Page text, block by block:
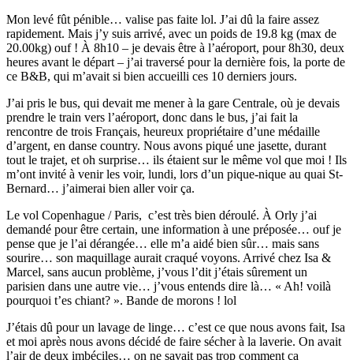
Mon levé fût pénible… valise pas faite lol. J’ai dû la faire assez
rapidement. Mais j’y suis arrivé, avec un poids de 19.8 kg (max de
20.00kg) ouf ! À 8h10 – je devais être à l’aéroport, pour 8h30, deux
heures avant le départ – j’ai traversé pour la dernière fois, la porte de
ce B&B, qui m’avait si bien accueilli ces 10 derniers jours.
J’ai pris le bus, qui devait me mener à la gare Centrale, où je devais
prendre le train vers l’aéroport, donc dans le bus, j’ai fait la
rencontre de trois Français, heureux propriétaire d’une médaille
d’argent, en danse country. Nous avons piqué une jasette, durant
tout le trajet, et oh surprise… ils étaient sur le même vol que moi ! Ils
m’ont invité à venir les voir, lundi, lors d’un pique-nique au quai St-
Bernard… j’aimerai bien aller voir ça.
Le vol Copenhague / Paris, c’est très bien déroulé. À Orly j’ai
demandé pour être certain, une information à une préposée… ouf je
pense que je l’ai dérangée… elle m’a aidé bien sûr… mais sans
sourire… son maquillage aurait craqué voyons. Arrivé chez Isa &
Marcel, sans aucun problème, j’vous l’dit j’étais sûrement un
parisien dans une autre vie… j’vous entends dire là… « Ah! voilà
pourquoi t’es chiant? ». Bande de morons ! lol
J’étais dû pour un lavage de linge… c’est ce que nous avons fait, Isa
et moi après nous avons décidé de faire sécher à la laverie. On avait
l’air de deux imbéciles… on ne savait pas trop comment ça